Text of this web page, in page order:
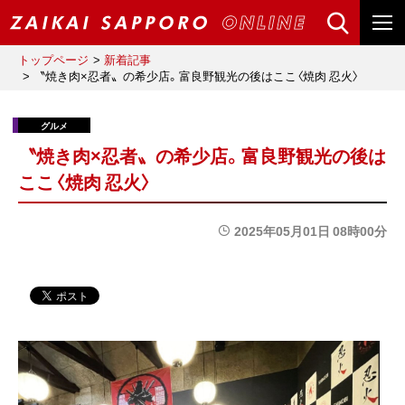
トップページ
新着記事
〝焼き肉×忍者〟の希少店。富良野観光の後はここ〈焼肉 忍火〉
〝焼き肉×忍者〟の希少店。富良野観光の後は
ここ〈焼肉 忍火〉
2025年05月01日 08時00分